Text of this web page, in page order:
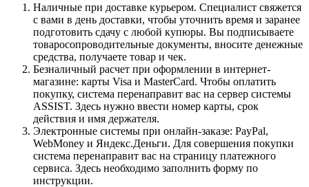
Наличные при доставке курьером. Специалист свяжется
с вами в день доставки, чтобы уточнить время и заранее
подготовить сдачу с любой купюры. Вы подписываете
товаросопроводительные документы, вносите денежные
средства, получаете товар и чек.
Безналичный расчет при оформлении в интернет-
магазине: карты Visa и MasterCard. Чтобы оплатить
покупку, система перенаправит вас на сервер системы
ASSIST. Здесь нужно ввести номер карты, срок
действия и имя держателя.
Электронные системы при онлайн-заказе: PayPal,
WebMoney и Яндекс.Деньги. Для совершения покупки
система перенаправит вас на страницу платежного
сервиса. Здесь необходимо заполнить форму по
инструкции.